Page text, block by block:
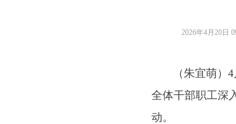
（朱宜萌）4月
全体干部职工深
动。
2026年4月20日